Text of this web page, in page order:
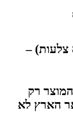
🐕 גדר תיחום מתכת מקצועית (8 צלעות) –
רק
הארץ לא